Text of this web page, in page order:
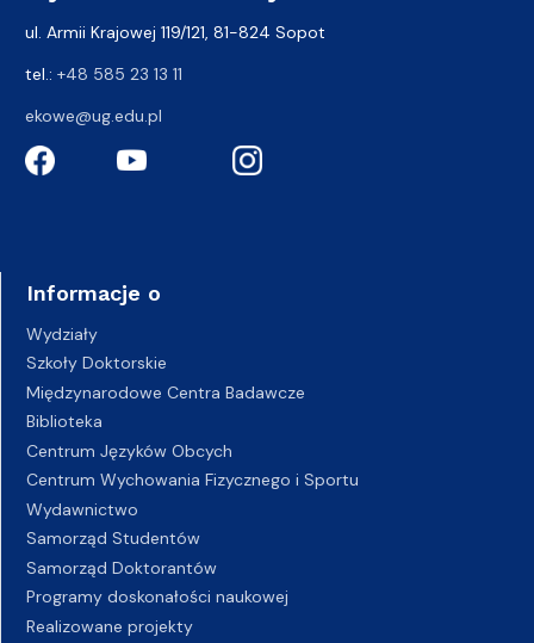
ul. Armii Krajowej 119/121, 81-824 Sopot
tel.: +48 585 23 13 11
ekowe@ug.edu.pl
Informacje o
Wydziały
Szkoły Doktorskie
Międzynarodowe Centra Badawcze
Biblioteka
Centrum Języków Obcych
Centrum Wychowania Fizycznego i Sportu
Wydawnictwo
Samorząd Studentów
Samorząd Doktorantów
Programy doskonałości naukowej
Realizowane projekty